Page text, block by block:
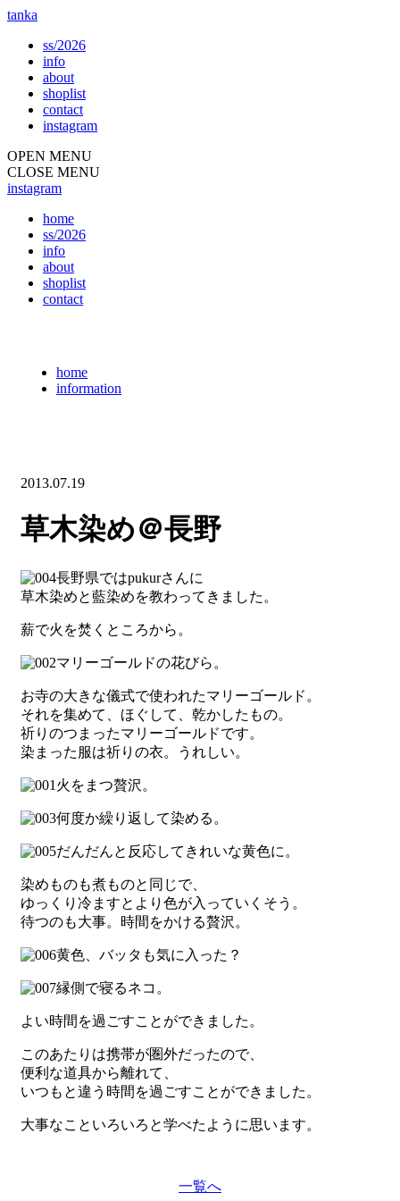
tanka
ss/2026
info
about
shoplist
contact
instagram
OPEN MENU
CLOSE MENU
instagram
home
ss/2026
info
about
shoplist
contact
home
information
2013.07.19
草木染め＠長野
長野県ではpukurさんに
草木染めと藍染めを教わってきました。
薪で火を焚くところから。
マリーゴールドの花びら。
お寺の大きな儀式で使われたマリーゴールド。
それを集めて、ほぐして、乾かしたもの。
祈りのつまったマリーゴールドです。
染まった服は祈りの衣。うれしい。
火をまつ贅沢。
何度か繰り返して染める。
だんだんと反応してきれいな黄色に。
染めものも煮ものと同じで、
ゆっくり冷ますとより色が入っていくそう。
待つのも大事。時間をかける贅沢。
黄色、バッタも気に入った？
縁側で寝るネコ。
よい時間を過ごすことができました。
このあたりは携帯が圏外だったので、
便利な道具から離れて、
いつもと違う時間を過ごすことができました。
大事なこといろいろと学べたように思います。
一覧へ